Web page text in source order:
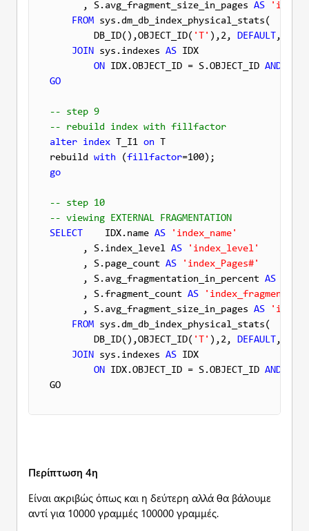
      , S.avg_fragment_size_in_pages
AS
FROM sys.dm_db_index_physical_stats(
        DB_ID(),OBJECT_ID(
'T' ),2, DEFAULT ,
JOIN sys.indexes AS IDX
ON IDX.OBJECT_ID = S.OBJECT_ID AND
GO
-- step 9
-- rebuild index with fillfactor
alter index T_I1 on T
rebuild with ( fillfactor
go
-- step 10
-- viewing EXTERNAL FRAGMENTATION
SELECT
    IDX.name
AS
'index_name'
      , S.index_level
AS
'index_level'
      , S.page_count
AS
'index_Pages#'
      , S.avg_fragmentation_in_percent
AS
      , S.fragment_count
AS
'index_fragments'
      , S.avg_fragment_size_in_pages
AS
FROM sys.dm_db_index_physical_stats(
        DB_ID(),OBJECT_ID(
'T' ),2, DEFAULT ,
JOIN sys.indexes AS IDX
ON IDX.OBJECT_ID = S.OBJECT_ID AND
GO
Περίπτωση 4η
Είναι ακριβώς όπως και η δεύτερη αλλά θα βάλουμε
αντί για 10000 γραμμές 100000 γραμμές.